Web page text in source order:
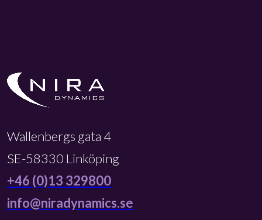
Wallenbergs gata 4
SE-58330 Linköping
+46 (0)13 329800
info@niradynamics.se